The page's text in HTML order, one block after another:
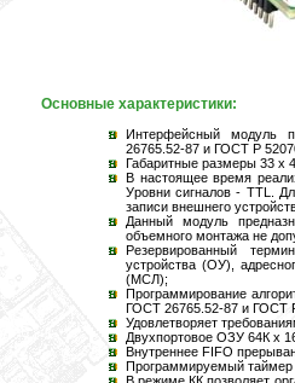
Основные характеристики:
Интерфейсный модуль
26765.52-87 и ГОСТ Р
Габаритные размеры 33
В настоящее время
Уровни сигналов - TTL.
записи внешнего
Данный модуль
объемного монтажа не
Резервированный
устройства (ОУ),
(МСЛ);
Программирование
ГОСТ 26765.52-87 и ГОСТ
Удовлетворяет
Двухпортовое ОЗУ 64К х
Внутреннее FIFO
Программируемый таймер